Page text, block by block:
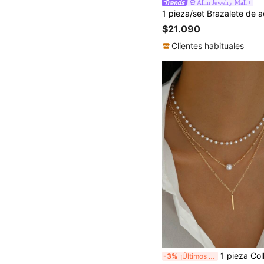
Allin Jewelry Mall
$21.090
Clientes habituales
-3% ¡Últimos 3 días 1 pieza Collar minimalista de moda de disco metálico multicapa y perla artificial (longitud de cadena